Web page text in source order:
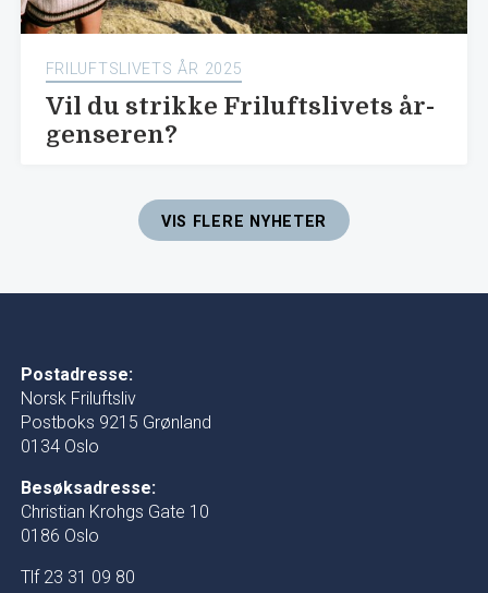
FRILUFTSLIVETS ÅR 2025
Vil du strikke Friluftslivets år-
genseren?
VIS FLERE NYHETER
Postadresse:
Norsk Friluftsliv
Postboks 9215 Grønland
0134 Oslo
Besøksadresse:
Christian Krohgs Gate 10
0186 Oslo
Tlf 23 31 09 80